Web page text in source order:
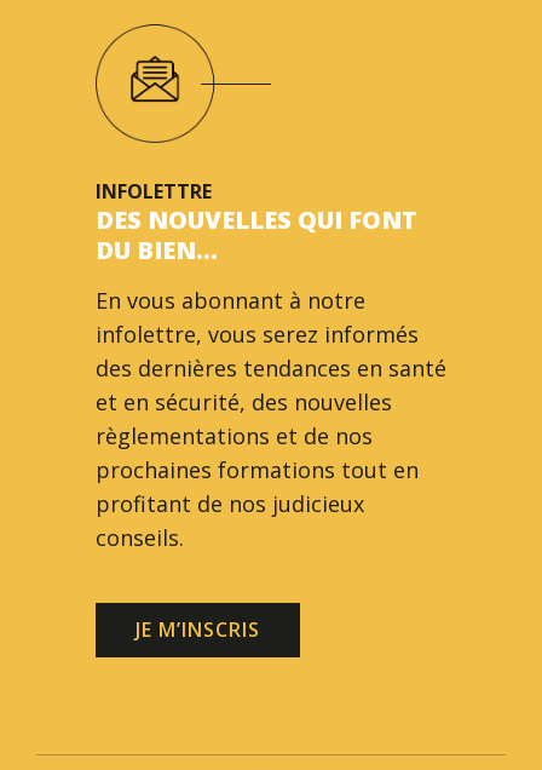
INFOLETTRE
DES NOUVELLES QUI FONT
DU BIEN…
En vous abonnant à notre
infolettre, vous serez informés
des dernières tendances en santé
et en sécurité, des nouvelles
règlementations et de nos
prochaines formations tout en
profitant de nos judicieux
conseils.
JE M’INSCRIS